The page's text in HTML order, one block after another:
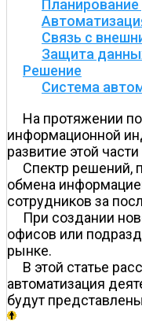
Связь с
Защита
Решение
Система
На протяжении
информационной
развитие этой
Спектр решений,
обмена
сотрудников за
При создании
офисов или
рынке.
В этой статье
автоматизация
будут